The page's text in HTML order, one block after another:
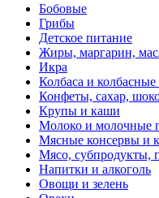
Бобовые
Грибы
Детское питание
Жиры, маргарин,
Икра
Колбаса и колбасные
Конфеты, сахар,
Крупы и каши
Молоко и молочные
Мясные консервы и
Мясо, субпродукты,
Напитки и алкоголь
Овощи и зелень